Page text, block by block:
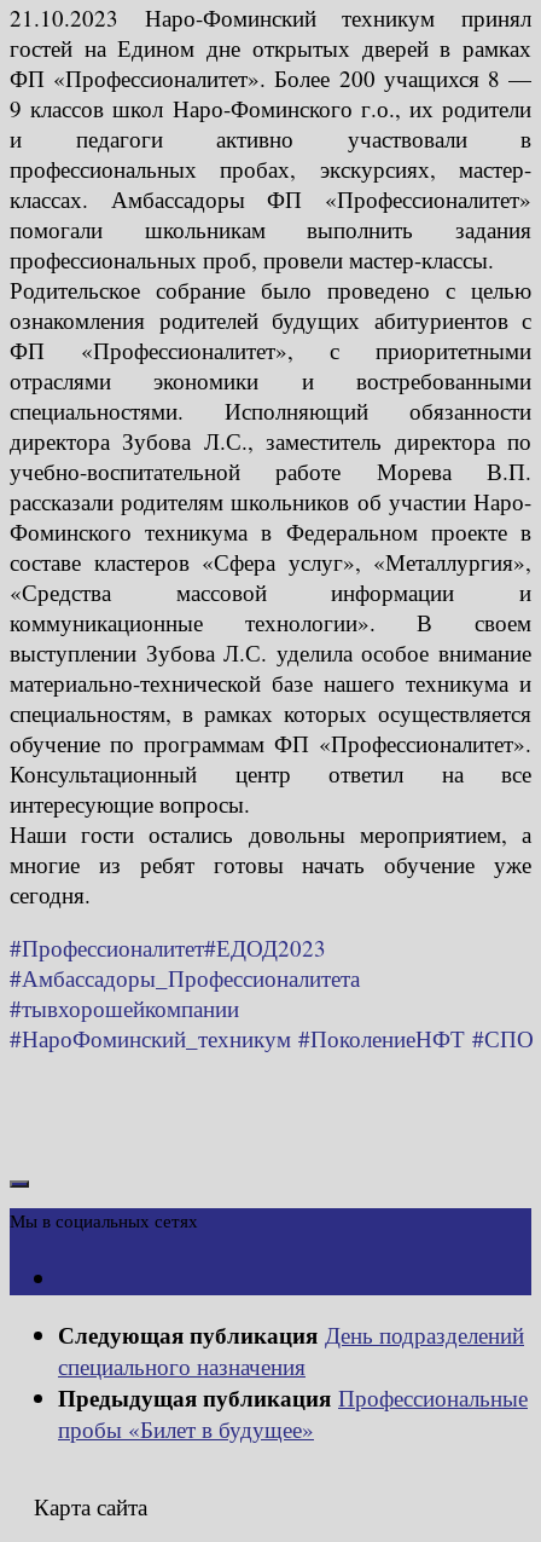
21.10.2023 Наро-Фоминский техникум принял
гостей на Едином дне открытых дверей в рамках
ФП «Профессионалитет». Более 200 учащихся 8 —
9 классов школ Наро-Фоминского г.о., их родители
и педагоги активно участвовали в
профессиональных пробах, экскурсиях, мастер-
классах. Амбассадоры ФП «Профессионалитет»
помогали школьникам выполнить задания
профессиональных проб, провели мастер-классы.
Родительское собрание было проведено с целью
ознакомления родителей будущих абитуриентов с
ФП «Профессионалитет», с приоритетными
отраслями экономики и востребованными
специальностями. Исполняющий обязанности
директора Зубова Л.С., заместитель директора по
учебно-воспитательной работе Морева В.П.
рассказали родителям школьников об участии Наро-
Фоминского техникума в Федеральном проекте в
составе кластеров «Сфера услуг», «Металлургия»,
«Средства массовой информации и
коммуникационные технологии». В своем
выступлении Зубова Л.С. уделила особое внимание
материально-технической базе нашего техникума и
специальностям, в рамках которых осуществляется
обучение по программам ФП «Профессионалитет».
Консультационный центр ответил на все
интересующие вопросы.
Наши гости остались довольны мероприятием, а
многие из ребят готовы начать обучение уже
сегодня.
#Профессионалитет#ЕДОД2023
#Амбассадоры_Профессионалитета
#тывхорошейкомпании
#НароФоминский_техникум #ПоколениеНФТ #СПО
Мы в социальных сетях
Следующая публикация День подразделений
специального назначения
Предыдущая публикация Профессиональные
пробы «Билет в будущее»
Карта сайта